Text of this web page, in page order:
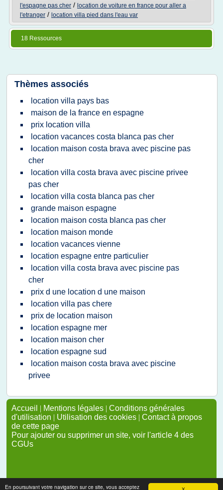
En poursuivant votre navigation sur ce site, vous acceptez
l'espagne pas cher / location de voiture en france pour aller a
l'etranger / location villa pied dans l'eau var
18 Ressources
Thèmes associés
location villa pays bas
maison de la france en espagne
prix location villa
location vacances costa blanca pas cher
location maison costa brava avec piscine pas
cher
location villa costa brava avec piscine privee
pas cher
location villa costa blanca pas cher
grande maison espagne
location maison costa blanca pas cher
location maison monde
location vacances vienne
location espagne entre particulier
location villa costa brava avec piscine pas
cher
prix d une location d une maison
location villa pas chere
prix de location maison
location espagne mer
location maison cher
location espagne sud
location maison costa brava avec piscine
privee
Accueil | Mentions légales | Conditions générales
d'utilisation | Utilisation des cookies | Contact à propos
de cette page
Pour ajouter ou supprimer un site, voir l'article 4 des
CGUs